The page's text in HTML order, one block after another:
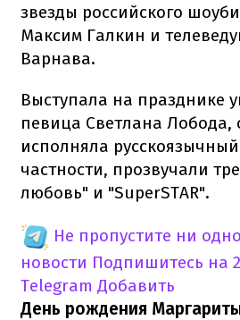
звезды российского
Максим Галкин и
Варнава.
Выступала на празднике
певица Светлана Лобода,
исполняла
частности, прозвучали
любовь" и "SuperSTAR".
Не пропустите ни
новости Подпишитесь на
Telegram Добавить
День рождения